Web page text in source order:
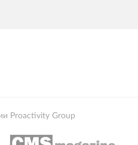
Proactivity Group